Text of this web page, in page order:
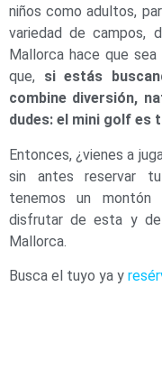
niños como adultos,
variedad de campos,
Mallorca hace que
que, si estás
combine diversión,
dudes: el mini golf es
Entonces, ¿vienes a
sin antes reservar
tenemos un montón
disfrutar de esta y de
Mallorca.
Busca el tuyo ya y